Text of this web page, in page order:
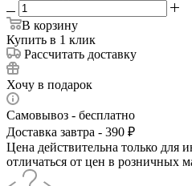
В корзину
Купить в 1 клик
Рассчитать доставку
Хочу в подарок
Самовывоз - бесплатно
Доставка завтра - 390 ₽
Цена действительна только для
отличаться от цен в розничных